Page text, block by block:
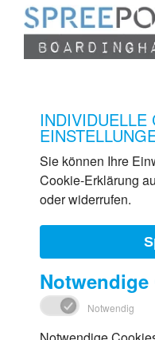
Zum Hauptinhalt
INDIVIDUELLE
Sie können Ihre
Cookie-Erklärung
oder widerrufen.
Notwendig